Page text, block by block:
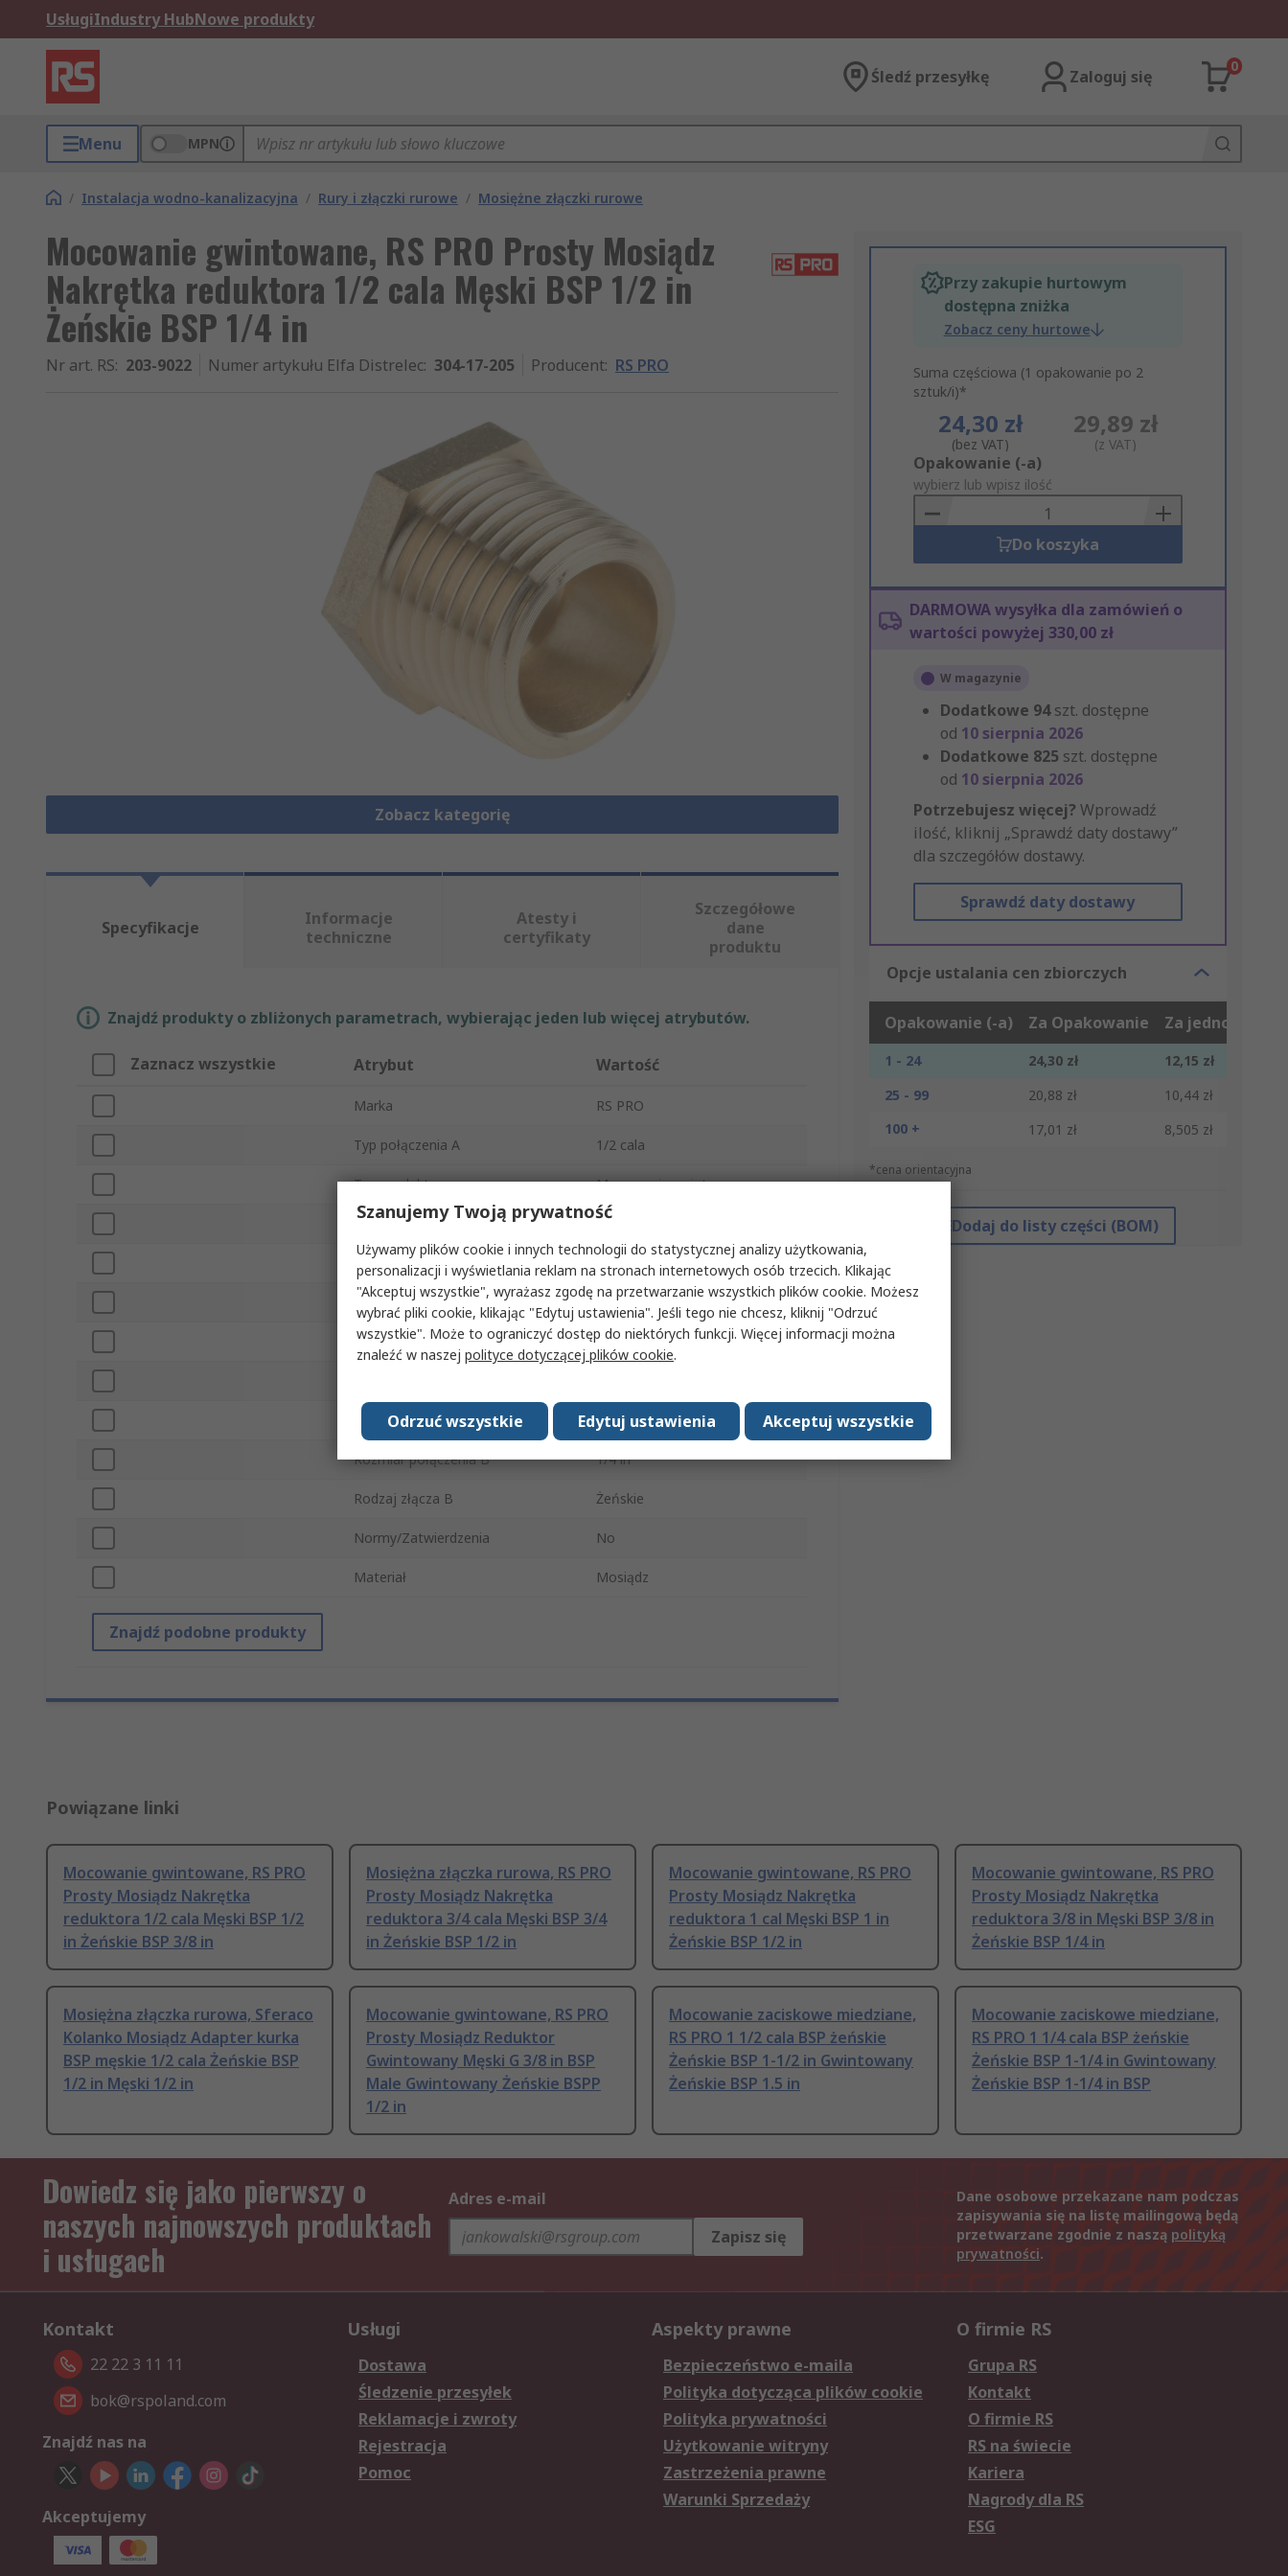
UsługiIndustry HubNowe produkty
Śledź przesyłkę Zaloguj się
0
Menu MPN
/ Instalacja wodno-kanalizacyjna / Rury i złączki rurowe / Mosiężne złączki rurowe
Mocowanie gwintowane, RS PRO Prosty Mosiądz
Nakrętka reduktora 1/2 cala Męski BSP 1/2 in
Żeńskie BSP 1/4 in
Nr art. RS: 203-9022 Numer artykułu Elfa Distrelec: 304-17-205 Producent: RS PRO
Zobacz kategorię
Przy zakupie hurtowym
dostępna zniżka
Zobacz ceny hurtowe
Suma częściowa (1 opakowanie po 2
sztuk/i)*
24,30 zł
(bez VAT)
29,89 zł
(z VAT)
Add
to
Basket
Opakowanie (-a)
wybierz lub wpisz ilość
Do koszyka
DARMOWA wysyłka dla zamówień o
wartości powyżej 330,00 zł
W magazynie
Dodatkowe 94szt. dostępne
od 10 sierpnia 2026
Dodatkowe 825 szt. dostępne
od 10 sierpnia 2026
Potrzebujesz więcej? Wprowadź
ilość, kliknij „Sprawdź daty dostawy”
dla szczegółów dostawy.
Sprawdź daty dostawy
Opcje ustalania cen zbiorczych
Opakowanie (-a) Za Opakowanie Za jednostkę*
1 - 24 24,30 zł
12,15 zł
25 - 99
20,88 zł
10,44 zł
100 +
17,01 zł 8,505 zł
*cena orientacyjna
Dodaj do listy części (BOM)
Specyfikacje
Informacje
techniczne
Atesty i
certyfikaty
Szczegółowe
dane
produktu
Znajdź produkty o zbliżonych parametrach, wybierając jeden lub więcej atrybutów.
Zaznacz wszystkie Atrybut Wartość
Marka RS PRO
Typ połączenia A 1/2 cala
Typ produktu Mocowanie gwintowane
Kierunek mocowania Prosty
Typ mocowania Nakrętka reduktora
Standardowe połączenie A BSP
Rozmiar połączenia A 1/2 in
Standardowe połączenie B BSP
Rozmiar połączenia B 1/4 in
Rodzaj złącza B Żeńskie
Normy/Zatwierdzenia No
Materiał Mosiądz
Znajdź podobne produkty
Powiązane linki
Mocowanie gwintowane, RS PRO
Prosty Mosiądz Nakrętka
reduktora 1/2 cala Męski BSP 1/2
in Żeńskie BSP 3/8 in
Mosiężna złączka rurowa, RS PRO
Prosty Mosiądz Nakrętka
reduktora 3/4 cala Męski BSP 3/4
in Żeńskie BSP 1/2 in
Mocowanie gwintowane, RS PRO
Prosty Mosiądz Nakrętka
reduktora 1 cal Męski BSP 1 in
Żeńskie BSP 1/2 in
Mocowanie gwintowane, RS PRO
Prosty Mosiądz Nakrętka
reduktora 3/8 in Męski BSP 3/8 in
Żeńskie BSP 1/4 in
Mosiężna złączka rurowa, Sferaco
Kolanko Mosiądz Adapter kurka
BSP męskie 1/2 cala Żeńskie BSP
1/2 in Męski 1/2 in
Mocowanie gwintowane, RS PRO
Prosty Mosiądz Reduktor
Gwintowany Męski G 3/8 in BSP
Male Gwintowany Żeńskie BSPP
1/2 in
Mocowanie zaciskowe miedziane,
RS PRO 1 1/2 cala BSP żeńskie
Żeńskie BSP 1-1/2 in Gwintowany
Żeńskie BSP 1.5 in
Mocowanie zaciskowe miedziane,
RS PRO 1 1/4 cala BSP żeńskie
Żeńskie BSP 1-1/4 in Gwintowany
Żeńskie BSP 1-1/4 in BSP
Dowiedz się jako pierwszy o
naszych najnowszych produktach
i usługach
Adres e-mail
Zapisz się
Dane osobowe przekazane nam podczas
zapisywania się na listę mailingową będą
przetwarzane zgodnie z naszą polityką
prywatności.
Kontakt
22 22 3 11 11
bok@rspoland.com
Znajdź nas na
Akceptujemy
Usługi
Dostawa
Śledzenie przesyłek
Reklamacje i zwroty
Rejestracja
Pomoc
Aspekty prawne
Bezpieczeństwo e-maila
Polityka dotycząca plików cookie
Polityka prywatności
Użytkowanie witryny
Zastrzeżenia prawne
Warunki Sprzedaży
O firmie RS
Grupa RS
Kontakt
O firmie RS
RS na świecie
Kariera
Nagrody dla RS
ESG
Szanujemy Twoją prywatność
Używamy plików cookie i innych technologii do statystycznej analizy użytkowania,
personalizacji i wyświetlania reklam na stronach internetowych osób trzecich. Klikając
"Akceptuj wszystkie", wyrażasz zgodę na przetwarzanie wszystkich plików cookie. Możesz
wybrać pliki cookie, klikając "Edytuj ustawienia". Jeśli tego nie chcesz, kliknij "Odrzuć
wszystkie". Może to ograniczyć dostęp do niektórych funkcji. Więcej informacji można
znaleźć w naszej polityce dotyczącej plików cookie.
Akceptuj wszystkie
Edytuj ustawienia
Odrzuć wszystkie